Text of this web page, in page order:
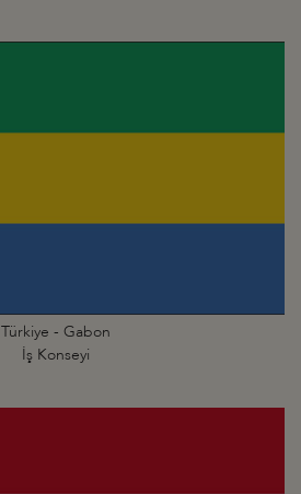
Türkiye - Gabon
İş Konseyi